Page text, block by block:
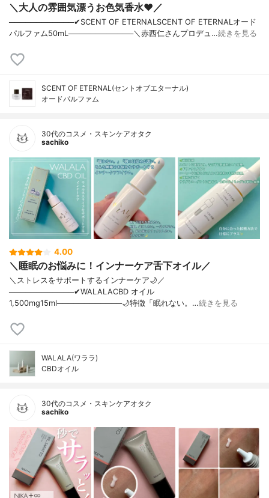
＼大人の雰囲気漂うお色気香水❤︎／
────────────✔︎SCENT OF ETERNALSCENT OF ETERNALオード
パルファム50mL────────────＼赤西仁さんプロデュ…続きを見る
SCENT OF ETERNAL(セントオブエターナル)
オードパルファム
30代のコスメ・スキンケアオタク
sachiko
4.00
＼睡眠のお悩みに！インナーケア舌下オイル／
＼ストレスをサポートするインナーケア🌙／
────────────✔︎WALALACBD オイル
1,500mg15ml────────────🌙特徴「眠れない。…続きを見る
WALALA(ワララ)
CBDオイル
30代のコスメ・スキンケアオタク
sachiko